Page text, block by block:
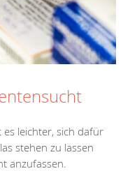
leichter, sich dafür
stehen zu lassen
anzufassen.